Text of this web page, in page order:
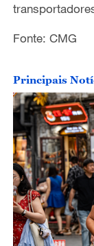
Fonte: CMG
Principais